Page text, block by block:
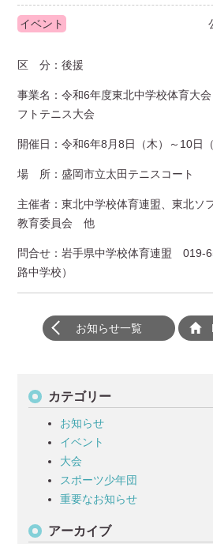
イベント
区 分：後援
事業名：令和6年度東北中学校体育大
フトテニス大会
開催日：令和6年8月8日（木）～10日（
場 所：盛岡市立太田テニスコート
主催者：東北中学校体育連盟、東北ソ
教育委員会 他
問合せ：岩手県中学校体育連盟 019-
路中学校）
お知らせ一覧
カテゴリー
お知らせ
イベント
大会
スポーツ少年団
重要なお知らせ
アーカイブ